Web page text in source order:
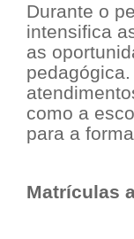
Durante o
intensifica
as
como a
para a
Matrículas